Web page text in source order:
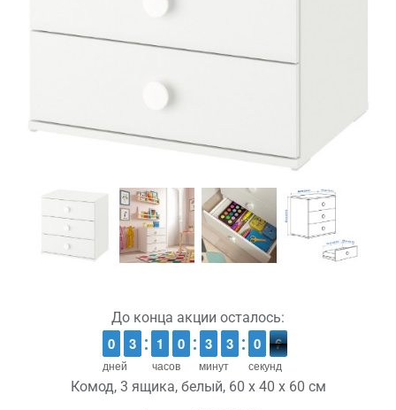
До конца акции осталось:
дней
9
9
0
0 2
2
3
3
часов
1
1
1
1 9
9
0
0
минут
2
2
3
3 2
2
3
3
секунд
1
0
0 6
5
5
Комод, 3 ящика, белый, 60 x 40 x 60 см